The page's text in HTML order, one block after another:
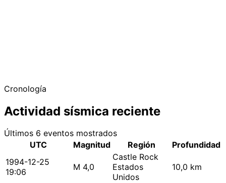
Cronología
Actividad sísmica reciente
Últimos 6 eventos mostrados
UTC
Magnitud Región
Profundidad
1994-12-25
19:06
M 4,0
Castle Rock
Estados
Unidos
10,0 km